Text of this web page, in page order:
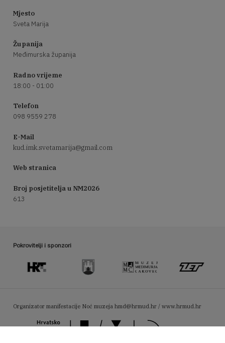
Mjesto
Sveta Marija
Županija
Međimurska županija
Radno vrijeme
18:00 - 01:00
Telefon
098 9559 278
E-Mail
kud.imk.svetamarija@gmail.com
Web stranica
Broj posjetitelja u NM2026
613
Pokrovitelji i sponzori
Organizator manifestacije Noć muzeja hmd@hrmud.hr / www.hrmud.hr